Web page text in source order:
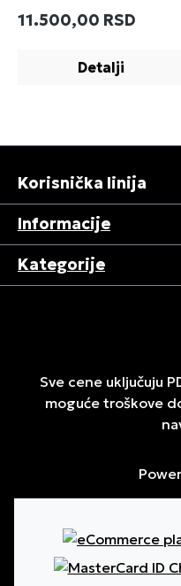
Redovna cena:
11.500,00 RSD
Detalji
Korisnička linija
Informacije
Kategorije
Sve cene uključuju
moguće troškove